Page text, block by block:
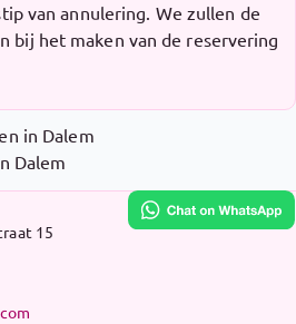
van annulering. We zullen de
bij het maken van de reservering
in Dalem
Dalem
15